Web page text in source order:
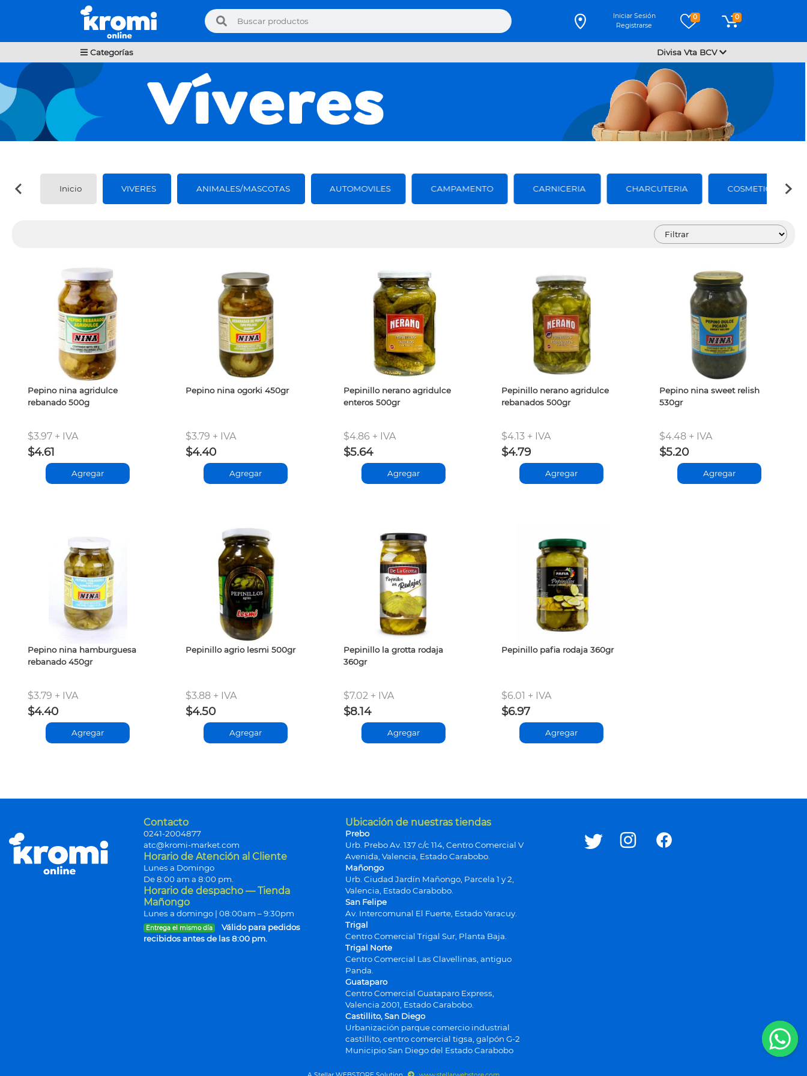
Iniciar Sesión
Registrarse
0 0
Categorías Divisa Vta BCV
Inicio VIVERES ANIMALES/MASCOTAS AUTOMOVILES CAMPAMENTO CARNICERIA CHARCUTERIA COSMETICOS
Pepino nina agridulce
rebanado 500g
$3.97 + IVA
$4.61
Agregar
Pepino nina ogorki 450gr
$3.79 + IVA
$4.40
Agregar
Pepinillo nerano agridulce
enteros 500gr
$4.86 + IVA
$5.64
Agregar
Pepinillo nerano agridulce
rebanados 500gr
$4.13 + IVA
$4.79
Agregar
Pepino nina sweet relish
530gr
$4.48 + IVA
$5.20
Agregar
Pepino nina hamburguesa
rebanado 450gr
$3.79 + IVA
$4.40
Agregar
Pepinillo agrio lesmi 500gr
$3.88 + IVA
$4.50
Agregar
Pepinillo la grotta rodaja
360gr
$7.02 + IVA
$8.14
Agregar
Pepinillo pafia rodaja 360gr
$6.01 + IVA
$6.97
Agregar
Contacto
0241-2004877
atc@kromi-market.com
Horario de Atención al Cliente
Lunes a Domingo
De 8:00 am a 8:00 pm.
Horario de despacho — Tienda
Mañongo
Lunes a domingo | 08:00am – 9:30pm
Entrega el mismo día
Válido para pedidos
recibidos antes de las 8:00 pm.
Ubicación de nuestras tiendas
Prebo
Urb. Prebo Av. 137 c/c 114, Centro Comercial V
Avenida, Valencia, Estado Carabobo.
Mañongo
Urb. Ciudad Jardín Mañongo, Parcela 1 y 2,
Valencia, Estado Carabobo.
San Felipe
Av. Intercomunal El Fuerte, Estado Yaracuy.
Trigal
Centro Comercial Trigal Sur, Planta Baja.
Trigal Norte
Centro Comercial Las Clavellinas, antiguo
Panda.
Guataparo
Centro Comercial Guataparo Express,
Valencia 2001, Estado Carabobo.
Castillito, San Diego
Urbanización parque comercio industrial
castillito, centro comercial tigsa, galpón G-2
Municipio San Diego del Estado Carabobo